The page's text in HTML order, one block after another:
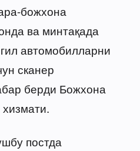
божхона
ва минтақада
автомобилларни
сканер
берди Божхона
постда